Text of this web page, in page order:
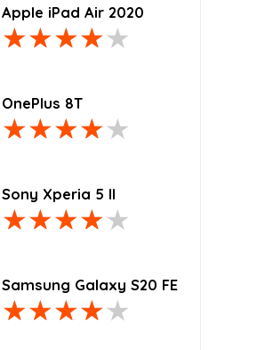
Apple iPad Air 2020
OnePlus 8T
Sony Xperia 5 II
Samsung Galaxy S20 FE